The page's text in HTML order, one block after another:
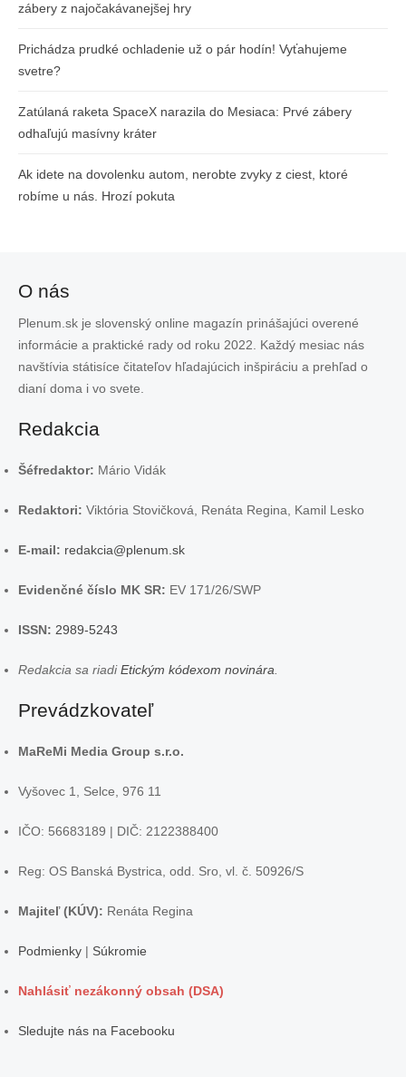
zábery z najočakávanejšej hry
Prichádza prudké ochladenie už o pár hodín! Vyťahujeme
svetre?
Zatúlaná raketa SpaceX narazila do Mesiaca: Prvé zábery
odhaľujú masívny kráter
Ak idete na dovolenku autom, nerobte zvyky z ciest, ktoré
robíme u nás. Hrozí pokuta
O nás
Plenum.sk je slovenský online magazín prinášajúci overené
informácie a praktické rady od roku 2022. Každý mesiac nás
navštívia státisíce čitateľov hľadajúcich inšpiráciu a prehľad o
dianí doma i vo svete.
Redakcia
Šéfredaktor: Mário Vidák
Redaktori: Viktória Stovičková, Renáta Regina, Kamil Lesko
E-mail: redakcia@plenum.sk
Evidenčné číslo MK SR: EV 171/26/SWP
ISSN: 2989-5243
Redakcia sa riadiEtickým kódexom novinára
Prevádzkovateľ
MaReMi Media Group s.r.o.
Vyšovec 1, Selce, 976 11
IČO: 56683189 | DIČ: 2122388400
Reg: OS Banská Bystrica, odd. Sro, vl. č. 50926/S
Majiteľ (KÚV): Renáta Regina
Podmienky | Súkromie
Nahlásiť nezákonný obsah (DSA)
Sledujte nás na Facebooku